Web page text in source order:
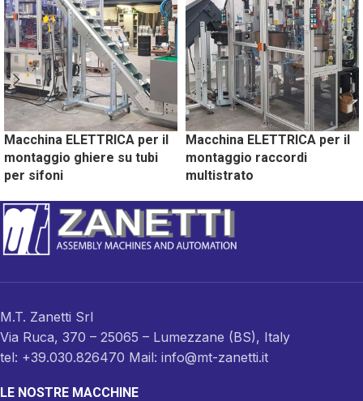
Macchina ELETTRICA per il
montaggio ghiere su tubi
per sifoni
Macchina ELETTRICA per il
montaggio raccordi
multistrato
M.T. Zanetti Srl
Via Ruca, 370 – 25065 – Lumezzane (BS), Italy
tel: +39.030.826470 Mail: info@mt-zanetti.it
LE NOSTRE MACCHINE